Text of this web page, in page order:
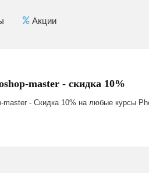
Акции
master - скидка 10%
master - Скидка 10% на любые курсы